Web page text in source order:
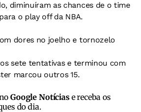
diminuíram as chances de o time
o play off da NBA.
dores no joelho e tornozelo
sete tentativas e terminou com
marcou outros 15.
Google Notíciase receba os
do dia.